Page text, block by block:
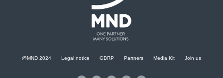
@MND 2024 Legal notice GDRP Partners Media Kit Join us